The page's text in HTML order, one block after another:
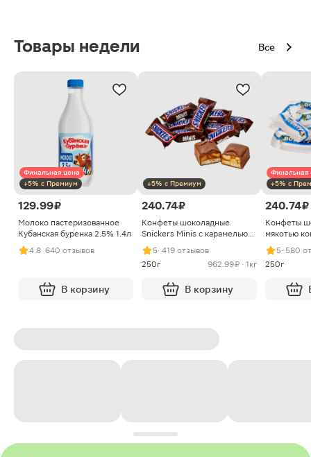
Товары недели Все
Финальная цена
+5% с Премиум
129.99 ₽
Молоко пастеризованное
Кубанская буренка 2.5% 1.4л
4.8· 640 отзывов
В корзину
+5% с Премиум
240.74 ₽
Конфеты шоколадные
Snickers Minis с карамелью
арахисом и нугой
5· 419 отзывов
250г
962.99 ₽ · 1кг
В корзину
Финальная
+5% с
240.74 ₽
Конфеты
мякотью
5· 580
250г